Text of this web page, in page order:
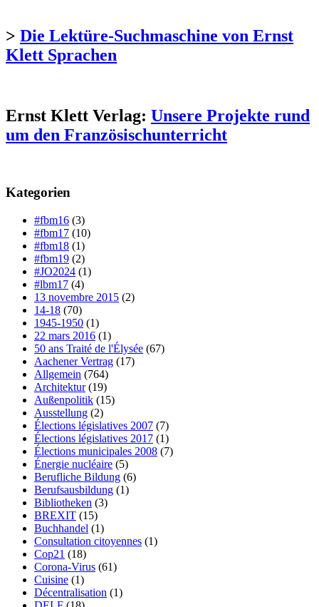
> Die Lektüre-Suchmaschine von Ernst
Klett Sprachen
Ernst Klett Verlag: Unsere Projekte rund
um den Französischunterricht
Kategorien
#fbm16 (3)
#fbm17 (10)
#fbm18 (1)
#fbm19 (2)
#JO2024 (1)
#lbm17 (4)
13 novembre 2015 (2)
14-18 (70)
1945-1950 (1)
22 mars 2016 (1)
50 ans Traité de l'Élysée (67)
Aachener Vertrag (17)
Allgemein (764)
Architektur(19)
Außenpolitik (15)
Ausstellung (2)
Élections législatives 2007 (7)
Élections législatives 2017 (1)
Élections municipales 2008 (7)
Énergie nucléaire (5)
Berufliche Bildung (6)
Berufsausbildung (1)
Bibliotheken (3)
BREXIT (15)
Buchhandel (1)
Consultation citoyennes (1)
Cop21 (18)
Corona-Virus (61)
Cuisine (1)
Décentralisation (1)